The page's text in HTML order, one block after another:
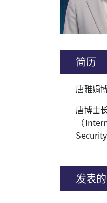
简历
唐雅娟
唐博士
（
Security
发表